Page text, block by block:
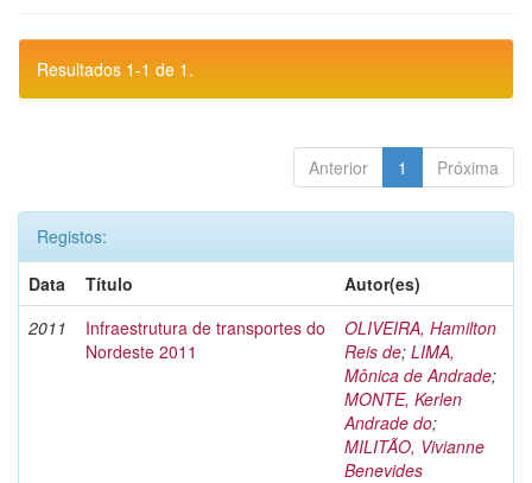
Resultados 1-1 de 1.
Anterior 1 Próxima
Registos:
Data
Título
Autor(es)
2011
Infraestrutura de transportes do
Nordeste 2011
OLIVEIRA, Hamilton
Reis de; LIMA,
Mônica de Andrade;
MONTE, Kerlen
Andrade do;
MILITÃO, Vivianne
Benevides